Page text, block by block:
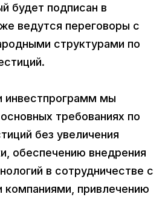
будет подписан в
ведутся переговоры с
структурами по
инвестпрограмм мы
требованиях по
без увеличения
обеспечению внедрения
в сотрудничестве с
привлечению